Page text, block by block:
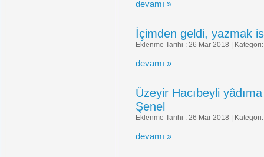
devamı »
İçimden geldi, yazmak
Eklenme Tarihi : 26 Mar 2018 | Kategori:
devamı »
Üzeyir Hacıbeyli
Şenel
Eklenme Tarihi : 26 Mar 2018 | Kategori:
devamı »